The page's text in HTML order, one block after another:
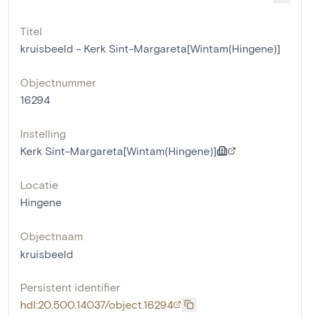
Titel
kruisbeeld - Kerk Sint-Margareta[Wintam(Hingene)]
Objectnummer
16294
Instelling
Kerk Sint-Margareta[Wintam(Hingene)]
Locatie
Hingene
Objectnaam
kruisbeeld
Persistent identifier
hdl:20.500.14037/object.16294